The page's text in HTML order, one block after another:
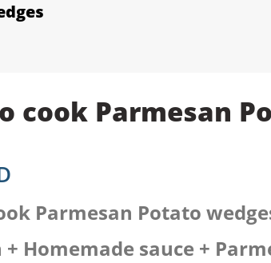
cook Parmesan
Parmesan Potato
Homemade sauce +